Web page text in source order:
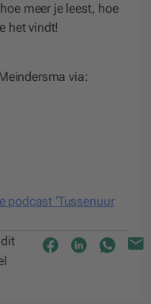
meer je leest, hoe
het vindt!
via:
podcast ‘Tussenuur